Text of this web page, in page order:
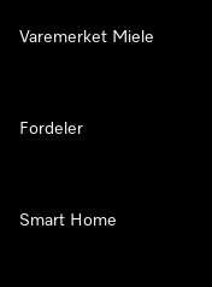
Varemerket Miele
Fordeler
Smart Home